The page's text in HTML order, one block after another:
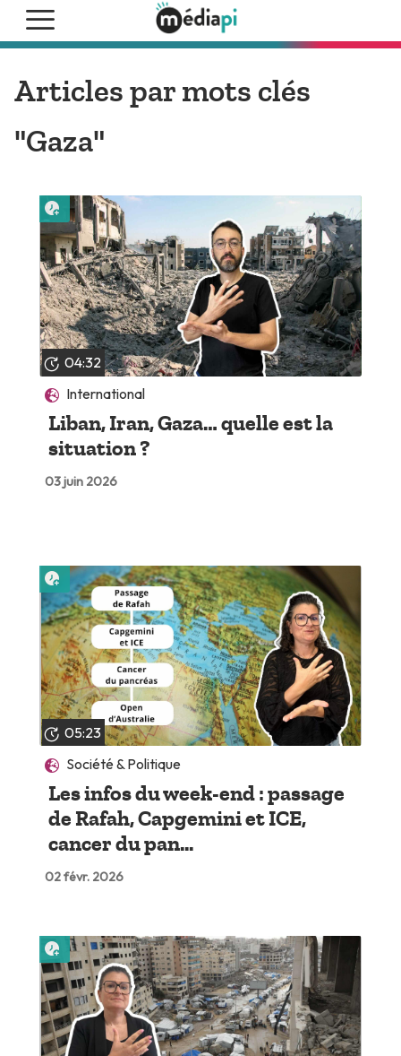
Articles par mots clés
"Gaza"
04:32
International
Liban, Iran, Gaza… quelle est la
situation ?
03 juin 2026
Lire plus tard
05:23
Société & Politique
Les infos du week-end : passage
de Rafah, Capgemini et ICE,
cancer du pan...
02 févr. 2026
Lire plus tard
Lire plus tard